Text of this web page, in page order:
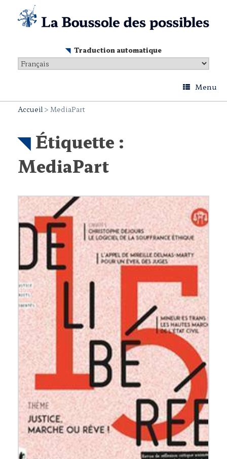
content
Traduction automatique
Menu
Accueil> MediaPart
Étiquette :
MediaPart